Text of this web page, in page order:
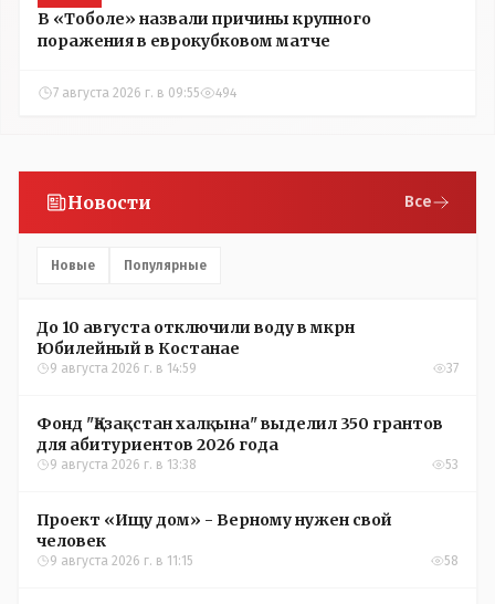
В «Тоболе» назвали причины крупного
поражения в еврокубковом матче
7 августа 2026 г. в 09:55 494
Новости Все
Новые Популярные
До 10 августа отключили воду в мкрн
Юбилейный в Костанае
9 августа 2026 г. в 14:59 37
Фонд "Қазақстан халқына" выделил 350 грантов
для абитуриентов 2026 года
9 августа 2026 г. в 13:38 53
Проект «Ищу дом» - Верному нужен свой
человек
9 августа 2026 г. в 11:15 58